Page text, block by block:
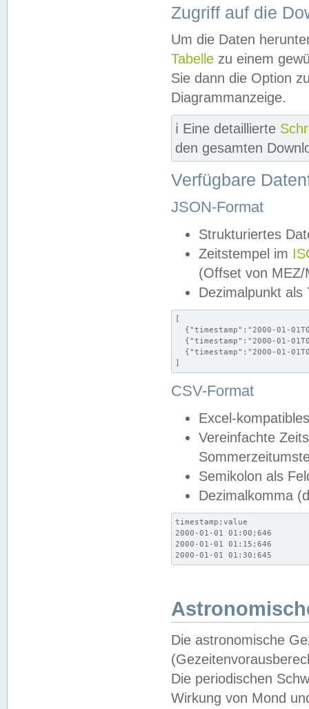
Zugriff auf die
Um die Daten
Tabelle zu einem
Sie dann die Option
Diagrammanzeige.
ℹ️ Eine detaillierte
den gesamten
Verfügbare
JSON-Format
Strukturiertes
Zeitstempel im
(Offset von MEZ/
Dezimalpunkt als
[
{"timestamp":"2000-01-
{"timestamp":"2000-01-
{"timestamp":"2000-01-
]
CSV-Format
Excel-
Vereinfachte
Semikolon als
Dezimalkomma
timestamp;value
2000-01-01 01:00;646
2000-01-01 01:15;646
2000-01-01 01:30;645
Die astronomische
Die periodischen
Wirkung von Mond